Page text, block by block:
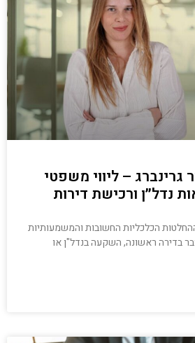
גרינברג – ליווי משפטי
נדל״ן ורכישת דירות
הכלכליות החשובות והמשמעותיות
בדירה ראשונה, השקעה בנדל"ן או